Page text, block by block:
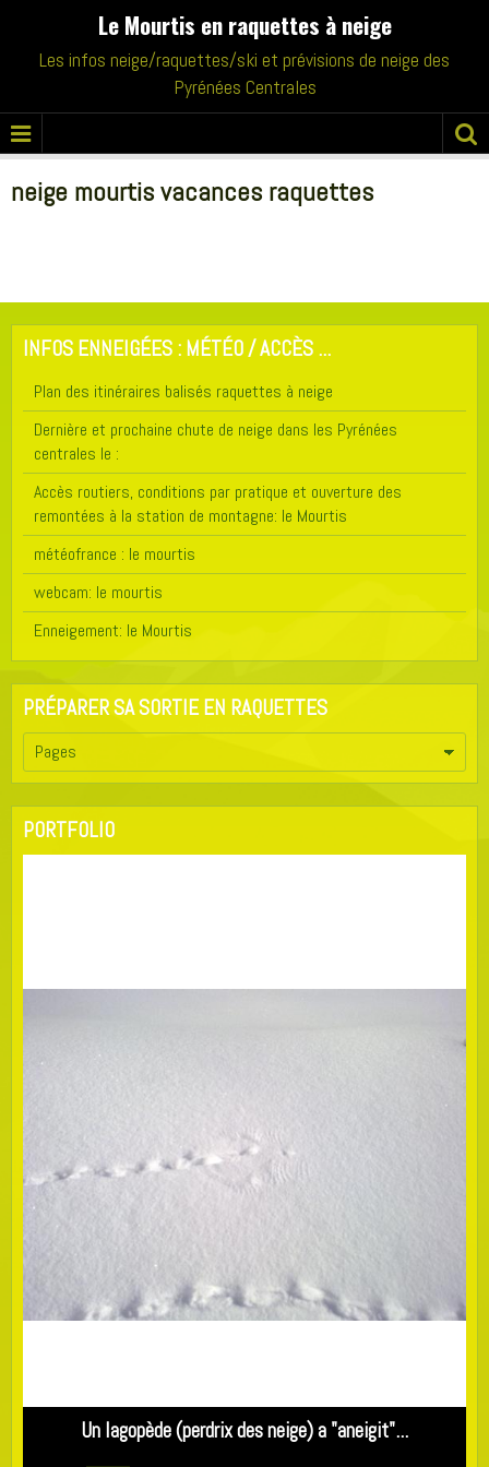
Le Mourtis en raquettes à neige
Les infos neige/raquettes/ski et prévisions de neige des
Pyrénées Centrales
neige mourtis vacances raquettes
INFOS ENNEIGÉES : MÉTÉO / ACCÈS ...
Plan des itinéraires balisés raquettes à neige
Dernière et prochaine chute de neige dans les Pyrénées
centrales le :
Accès routiers, conditions par pratique et ouverture des
remontées à la station de montagne: le Mourtis
météofrance : le mourtis
webcam: le mourtis
Enneigement: le Mourtis
PRÉPARER SA SORTIE EN RAQUETTES
PORTFOLIO
Un lagopède (perdrix des neige) a "aneigit"...